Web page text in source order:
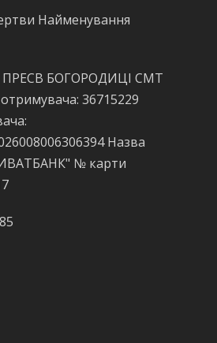
Найменування
ПРЕСВ БОГОРОДИЦІ СМТ
36715229
Назва
№ карти